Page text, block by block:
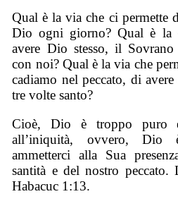
Qual è la via che ci permette
Dio ogni giorno? Qual è la
avere Dio stesso, il Sovrano
con noi? Qual è la via che
cadiamo nel peccato, di
tre volte santo?
Cioè, Dio è troppo puro
all’iniquità, ovvero,
ammetterci alla Sua
santità e del nostro
Habacuc 1:13.